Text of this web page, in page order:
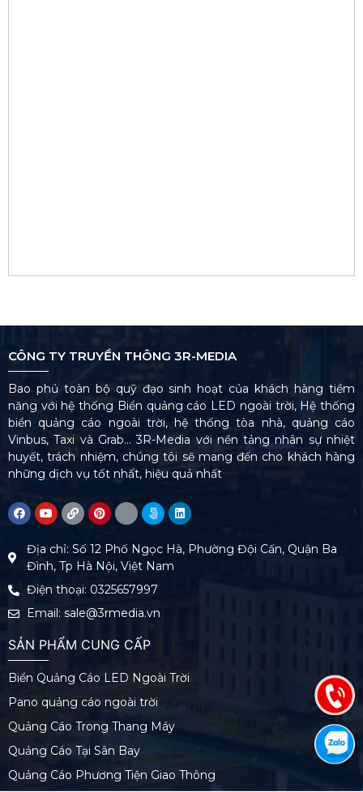
CÔNG TY TRUYỀN THÔNG 3R-MEDIA
Bao phủ toàn bộ quỹ đạo sinh hoạt của khách hàng tiềm
năng với hệ thống Biển quảng cáo LED ngoài trời, Hệ thống
biển quảng cáo ngoài trời, hệ thống tòa nhà, quảng cáo
Vinbus, Taxi và Grab… 3R-Media với nền tảng nhân sự nhiệt
huyết, trách nhiệm, chúng tôi sẽ mang đến cho khách hàng
những dịch vụ tốt nhất, hiệu quả nhất
Địa chỉ: Số 12 Phố Ngọc Hà, Phường Đội Cấn, Quận Ba
Đình, Tp Hà Nội, Việt Nam
Điện thoại: 0325657997
Email: sale@3rmedia.vn
SẢN PHẨM CUNG CẤP
Biển Quảng Cáo LED Ngoài Trời
Pano quảng cáo ngoài trời
Quảng Cáo Trong Thang Máy
Quảng Cáo Tại Sân Bay
Quảng Cáo Phương Tiện Giao Thông